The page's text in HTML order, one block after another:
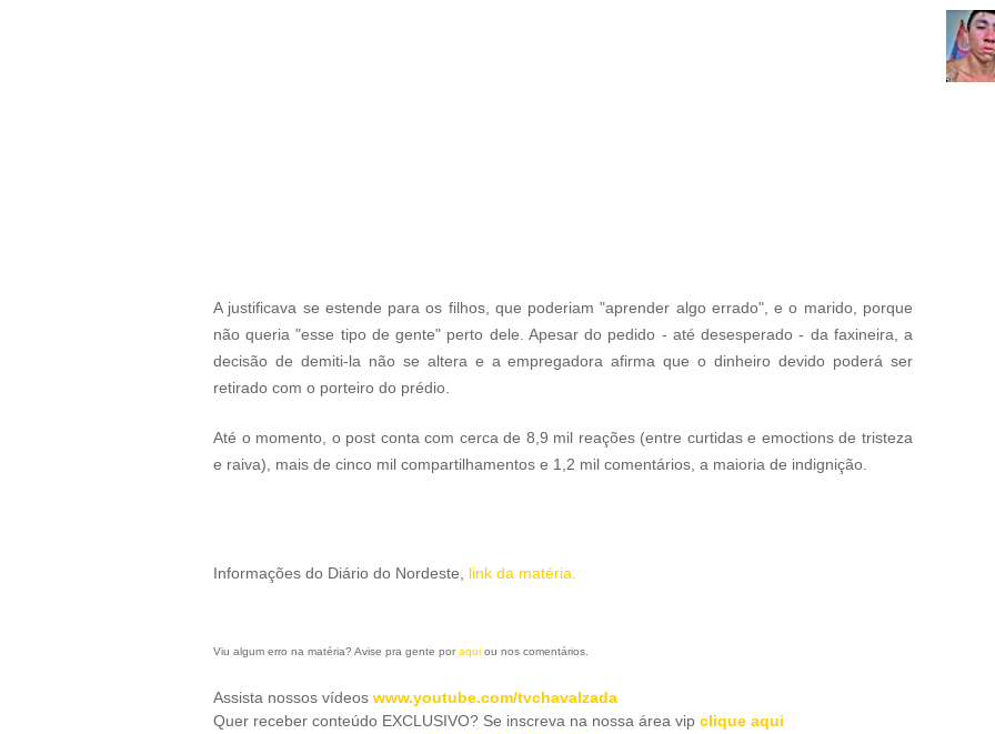
A justificava se estende para os filhos, que poderiam "aprender algo errado", e o marido, porque
não queria "esse tipo de gente" perto dele. Apesar do pedido - até desesperado - da faxineira, a
decisão de demiti-la não se altera e a empregadora afirma que o dinheiro devido poderá ser
retirado com o porteiro do prédio.
Até o momento, o post conta com cerca de 8,9 mil reações (entre curtidas e emoctions de tristeza
e raiva), mais de cinco mil compartilhamentos e 1,2 mil comentários, a maioria de indignição.
Informações do Diário do Nordeste, link da matéria.
Viu algum erro na matéria? Avise pra gente por aqui ou nos comentários.
Assista nossos vídeos www.youtube.com/tvchavalzada
Quer receber conteúdo EXCLUSIVO? Se inscreva na nossa área vip clique aqui